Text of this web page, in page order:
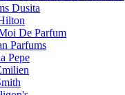
Dusita
De Parfum
Parfums
Pepe